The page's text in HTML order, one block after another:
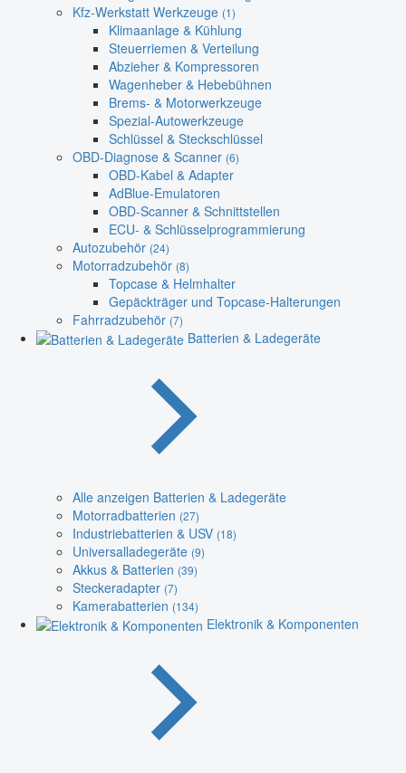
Kfz-Werkstatt Werkzeuge (1)
Klimaanlage & Kühlung
Steuerriemen & Verteilung
Abzieher & Kompressoren
Wagenheber & Hebebühnen
Brems- & Motorwerkzeuge
Spezial-Autowerkzeuge
Schlüssel & Steckschlüssel
OBD-Diagnose & Scanner (6)
OBD-Kabel & Adapter
AdBlue-Emulatoren
OBD-Scanner & Schnittstellen
ECU- & Schlüsselprogrammierung
Autozubehör (24)
Motorradzubehör (8)
Topcase & Helmhalter
Gepäckträger und Topcase-Halterungen
Fahrradzubehör (7)
Batterien & Ladegeräte
Alle anzeigen Batterien & Ladegeräte
Motorradbatterien (27)
Industriebatterien & USV (18)
Universalladegeräte (9)
Akkus & Batterien (39)
Steckeradapter (7)
Kamerabatterien (134)
Elektronik & Komponenten